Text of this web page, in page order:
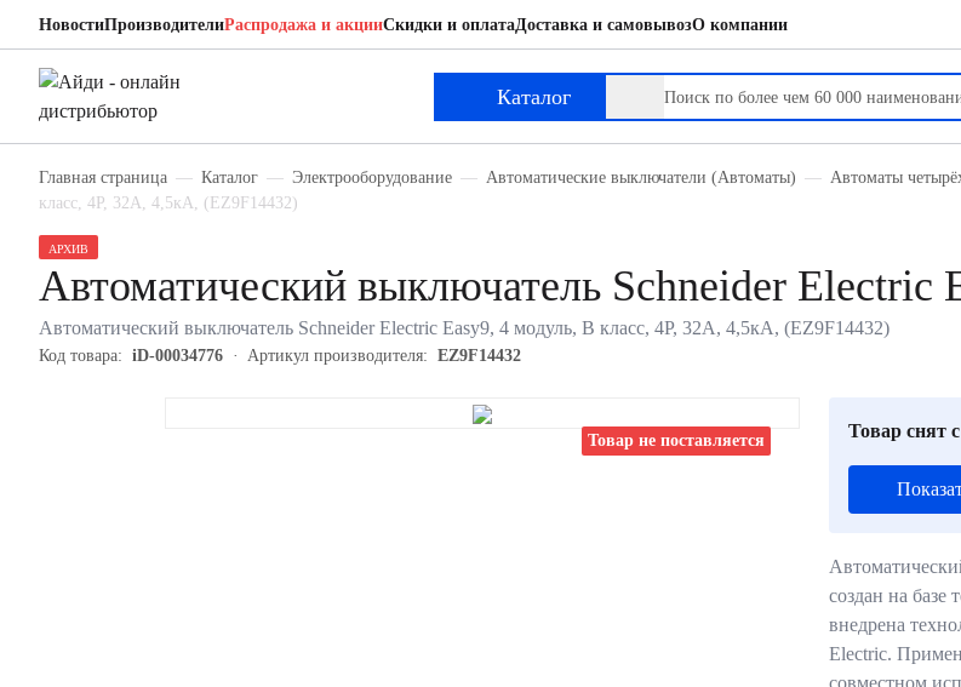
НовостиПроизводителиРаспродажа и акцииСкидки и оплатаДоставка и самовывозО компании
Каталог
Главная страница Каталог Электрооборудование Автоматические выключатели (Автоматы) Автоматы
класс, 4P, 32А, 4,5кА, (EZ9F14432)
Товар не поставляется
АРХИВ
Автоматический выключатель Schneider Electric
Автоматический выключатель Schneider Electric Easy9, 4 модуль, B класс, 4P, 32А, 4,5кА, (EZ9F14432)
Код товара: iD-00034776 Артикул производителя: EZ9F14432
Товар снят
создан на базе
внедрена
Electric.
совместном
Schneider Electric EZ9F14432
Автоматический выключатель